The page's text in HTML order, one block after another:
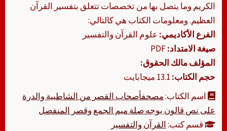
الكريم وما يتصل بها من تخصصات تتعلق بتفسير القرآن
العظيم. ومعلومات الكتاب هي كالتالي:
الفرع الأكاديمي: علوم القرآن والتفسير
صيغة الامتداد:
المؤلف مالك الحقوق:
حجم الكتاب:
اسم الكتاب:مصحفأصحاب القصر من الشاطبية والدرة
على نص قالون بوجه صلة ميم الجمع وقصر المنفصل
قسم كتب:القرآن والتفسير